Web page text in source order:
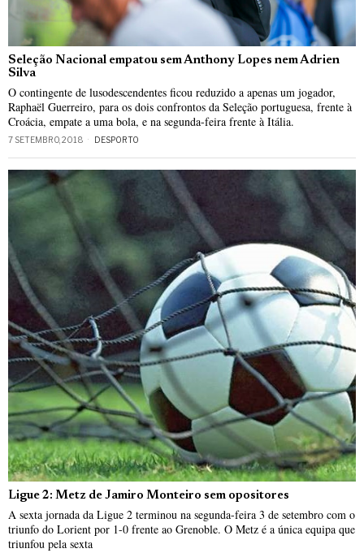
Seleção Nacional empatou sem Anthony Lopes nem Adrien
Silva
O contingente de lusodescendentes ficou reduzido a apenas um jogador,
Raphaël Guerreiro, para os dois confrontos da Seleção portuguesa, frente à
Croácia, empate a uma bola, e na segunda-feira frente à Itália.
7 SETEMBRO, 2018 DESPORTO
Ligue 2: Metz de Jamiro Monteiro sem opositores
A sexta jornada da Ligue 2 terminou na segunda-feira 3 de setembro com o
triunfo do Lorient por 1-0 frente ao Grenoble. O Metz é a única equipa que
triunfou pela sexta